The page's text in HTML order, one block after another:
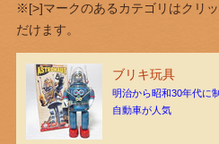
※[>]マークのあるカテゴリはクリ
だけます。
ブリキ玩具
明治から昭和30年代に
自動車が人気